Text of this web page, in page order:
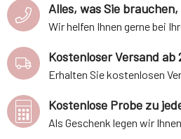
Alles, was Sie
Wir helfen Ihnen gerne bei
Kostenloser Versand ab
Erhalten Sie kostenlosen
Kostenlose Probe zu
Als Geschenk legen wir